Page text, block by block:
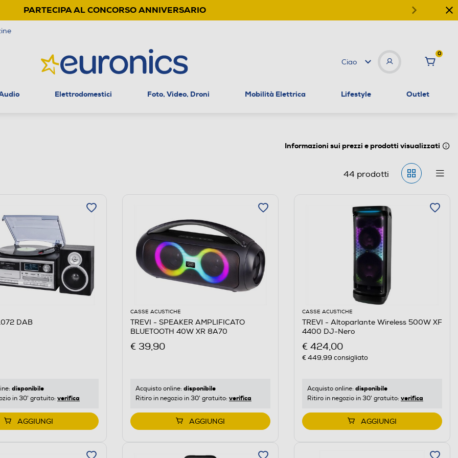
PARTECIPA AL CONCORSO ANNIVERSARIO
Ciao
0
Elettrodomestici Foto, Video, Droni Mobilità Elettrica Lifestyle Outlet
Informazioni sui prezzi e prodotti visualizzati
44 prodotti
DAB
disponibile
in 30' gratuito: verifica
AGGIUNGI
CASSE ACUSTICHE
TREVI - SPEAKER AMPLIFICATO
BLUETOOTH 40W XR 8A70
€ 39,90
Acquisto online: disponibile
Ritiro in negozio in 30' gratuito: verifica
AGGIUNGI
CASSE ACUSTICHE
TREVI - Altoparlante Wireless 500W XF
4400 DJ-Nero
€ 424,00
€ 449,99 consigliato
Acquisto online: disponibile
Ritiro in negozio in 30' gratuito: verifica
AGGIUNGI